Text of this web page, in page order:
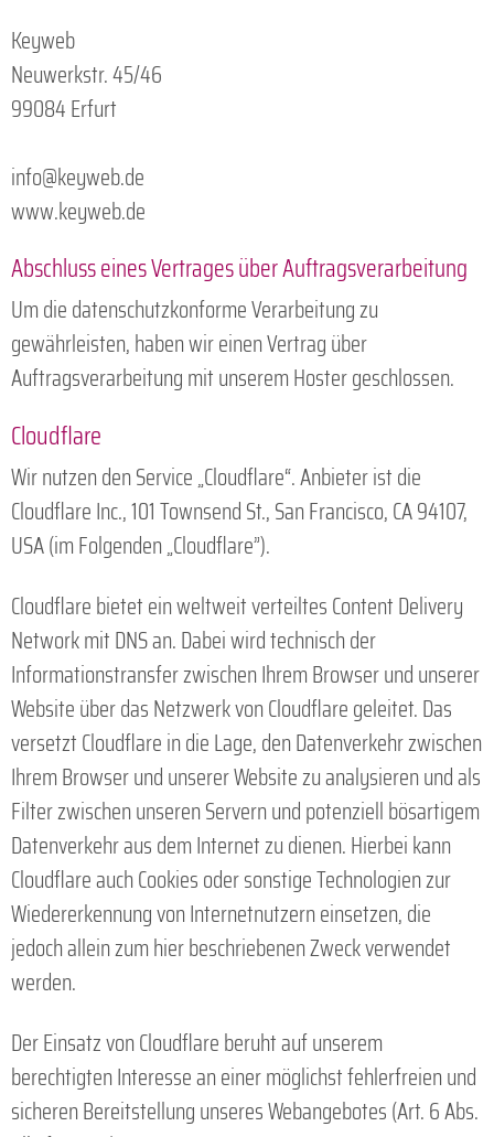
Keyweb
Neuwerkstr. 45/46
99084 Erfurt
info@keyweb.de
www.keyweb.de
Abschluss eines Vertrages über Auftragsverarbeitung
Um die datenschutzkonforme Verarbeitung zu
gewährleisten, haben wir einen Vertrag über
Auftragsverarbeitung mit unserem Hoster geschlossen.
Cloudflare
Wir nutzen den Service „Cloudflare“. Anbieter ist die
Cloudflare Inc., 101 Townsend St., San Francisco, CA 94107,
USA (im Folgenden „Cloudflare”).
Cloudflare bietet ein weltweit verteiltes Content Delivery
Network mit DNS an. Dabei wird technisch der
Informationstransfer zwischen Ihrem Browser und unserer
Website über das Netzwerk von Cloudflare geleitet. Das
versetzt Cloudflare in die Lage, den Datenverkehr zwischen
Ihrem Browser und unserer Website zu analysieren und als
Filter zwischen unseren Servern und potenziell bösartigem
Datenverkehr aus dem Internet zu dienen. Hierbei kann
Cloudflare auch Cookies oder sonstige Technologien zur
Wiedererkennung von Internetnutzern einsetzen, die
jedoch allein zum hier beschriebenen Zweck verwendet
werden.
Der Einsatz von Cloudflare beruht auf unserem
berechtigten Interesse an einer möglichst fehlerfreien und
sicheren Bereitstellung unseres Webangebotes (Art. 6 Abs.